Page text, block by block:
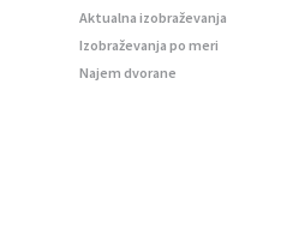
Aktualna izobraževanja
Izobraževanja po meri
Najem dvorane